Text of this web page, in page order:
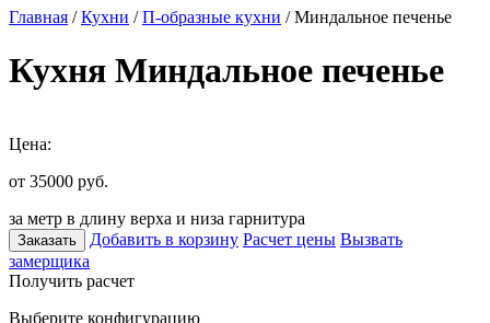
Главная /Кухни /П-образные кухни / Миндальное печенье
Кухня Миндальное печенье
Цена:
от 35000 руб.
за метр в длину верха и низа гарнитура
Заказать Добавить в корзину Расчет цены Вызвать
замерщика
Получить расчет
Выберите конфигурацию